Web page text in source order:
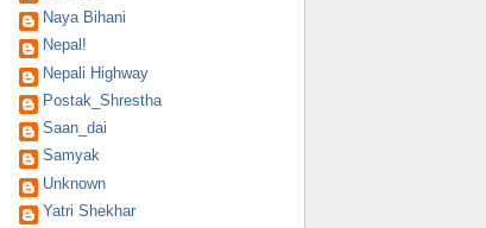
Naya Bihani
Nepal!
Nepali Highway
Postak_Shrestha
Saan_dai
Samyak
Unknown
Yatri Shekhar